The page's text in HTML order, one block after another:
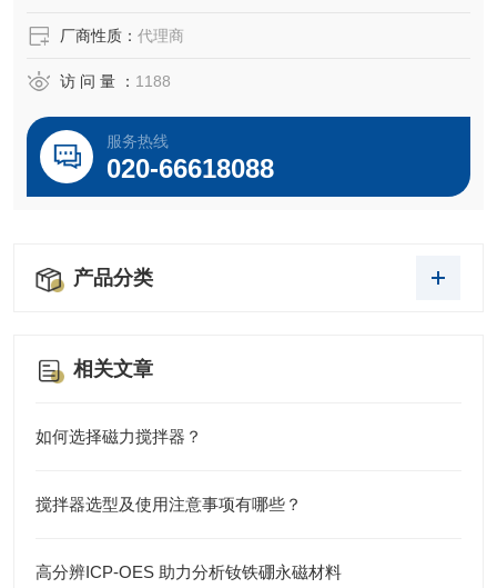
厂商性质： 代理商
访 问 量 ： 1188
服务热线
020-66618088
产品分类
相关文章
如何选择磁力搅拌器？
搅拌器选型及使用注意事项有哪些？
高分辨ICP-OES 助力分析钕铁硼永磁材料